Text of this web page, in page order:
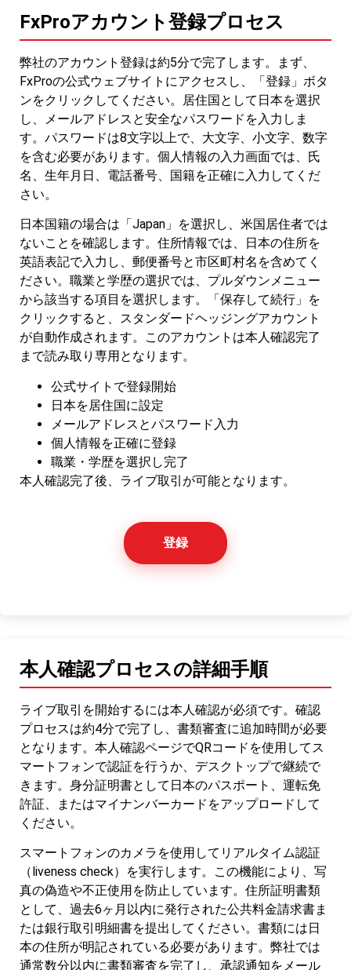
FxProアカウント登録プロセス
弊社のアカウント登録は約5分で完了します。まず、
FxProの公式ウェブサイトにアクセスし、「登録」ボタ
ンをクリックしてください。居住国として日本を選択
し、メールアドレスと安全なパスワードを入力しま
す。パスワードは8文字以上で、大文字、小文字、数字
を含む必要があります。個人情報の入力画面では、氏
名、生年月日、電話番号、国籍を正確に入力してくだ
さい。
日本国籍の場合は「Japan」を選択し、米国居住者では
ないことを確認します。住所情報では、日本の住所を
英語表記で入力し、郵便番号と市区町村名を含めてく
ださい。職業と学歴の選択では、プルダウンメニュー
から該当する項目を選択します。「保存して続行」を
クリックすると、スタンダードヘッジングアカウント
が自動作成されます。このアカウントは本人確認完了
まで読み取り専用となります。
公式サイトで登録開始
日本を居住国に設定
メールアドレスとパスワード入力
個人情報を正確に登録
職業・学歴を選択し完了
本人確認完了後、ライブ取引が可能となります。
登録
本人確認プロセスの詳細手順
ライブ取引を開始するには本人確認が必須です。確認
プロセスは約4分で完了し、書類審査に追加時間が必要
となります。本人確認ページでQRコードを使用してス
マートフォンで認証を行うか、デスクトップで継続で
きます。身分証明書として日本のパスポート、運転免
許証、またはマイナンバーカードをアップロードして
ください。
スマートフォンのカメラを使用してリアルタイム認証
（liveness check）を実行します。この機能により、写
真の偽造や不正使用を防止しています。住所証明書類
として、過去6ヶ月以内に発行された公共料金請求書ま
たは銀行取引明細書を提出してください。書類には日
本の住所が明記されている必要があります。弊社では
通常数分以内に書類審査を完了し、承認通知をメール